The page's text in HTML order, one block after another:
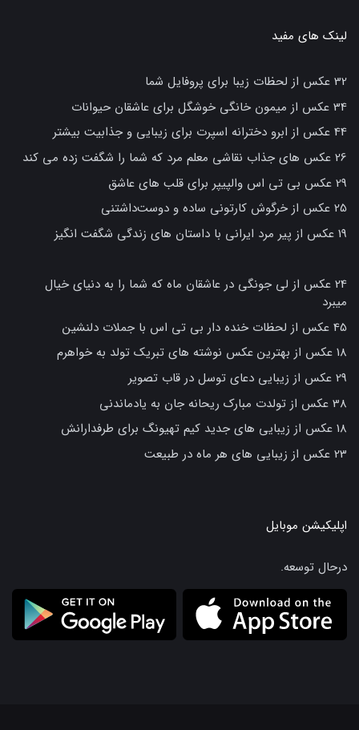
لینک های مفید
32 عکس از لحظات زیبا برای پروفایل شما
34 عکس از میمون خانگی خوشگل برای عاشقان حیوانات
44 عکس از ابرو دخترانه اسپرت برای زیبایی و جذابیت بیشتر
26 عکس های جذاب نقاشی معلم مرد که شما را شگفت زده می کند
29 عکس بی تی اس والپیپر برای قلب های عاشق
25 عکس از خرگوش کارتونی ساده و دوست‌داشتنی
19 عکس از پیر مرد ایرانی با داستان های زندگی شگفت انگیز
24 عکس از لی جونگی در عاشقان ماه که شما را به دنیای خیال
میبرد
45 عکس از لحظات خنده دار بی تی اس با جملات دلنشین
18 عکس از بهترین عکس نوشته های تبریک تولد به خواهرم
29 عکس از زیبایی دعای توسل در قاب تصویر
38 عکس از تولدت مبارک ریحانه جان به یادماندنی
18 عکس از زیبایی های جدید کیم تهیونگ برای طرفدارانش
23 عکس از زیبایی های هر ماه در طبیعت
اپلیکیشن موبایل
درحال توسعه.